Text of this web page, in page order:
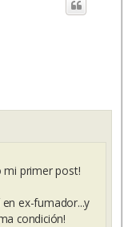
mi primer post!
ex-fumador...y
condición!